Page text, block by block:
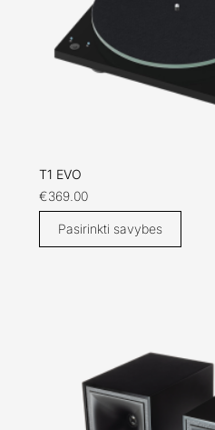
T1 EVO
€369.00
Pasirinkti savybes